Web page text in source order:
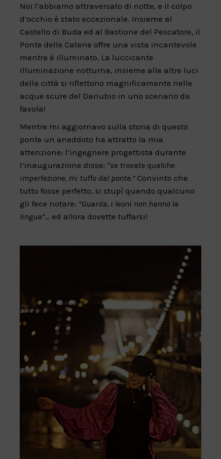
Noi l’abbiamo attraversato di notte, e il colpo
d’occhio è stato eccezionale. Insieme al
Castello di Buda ed al Bastione del Pescatore, il
Ponte delle Catene offre una vista incantevole
mentre è illuminato. La luccicante
illuminazione notturna, insieme alle altre luci
della città si riflettono magnificamente nelle
acque scure del Danubio in uno scenario da
favola!
Mentre mi aggiornavo sulla storia di questo
ponte un aneddoto ha attratto la mia
attenzione: l’ingegnere progettista durante
l’inaugurazione disse: “se trovate qualche
imperfezione, mi tuffo dal ponte.” Convinto che
tutto fosse perfetto, si stupì quando qualcuno
gli fece notare: “Guarda, i leoni non hanno la
lingua”… ed allora dovette tuffarsi!